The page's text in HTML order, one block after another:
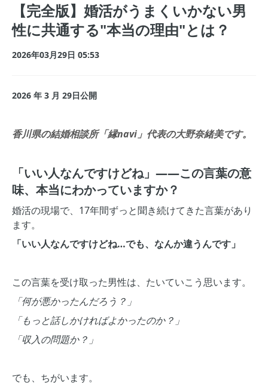
【完全版】婚活がうまくいかない男
性に共通する"本当の理由"とは？
2026年03月29日 05:53
2026 年 3 月 29日公開
香川県の結婚相談所「縁navi」代表の大野奈緒美です。
「いい人なんですけどね」——この言葉の意
味、本当にわかっていますか？
婚活の現場で、17年間ずっと聞き続けてきた言葉があり
ます。
「いい人なんですけどね…でも、なんか違うんです」
この言葉を受け取った男性は、たいていこう思います。
「何が悪かったんだろう？」
「もっと話しかければよかったのか？」
「収入の問題か？」
でも、ちがいます。